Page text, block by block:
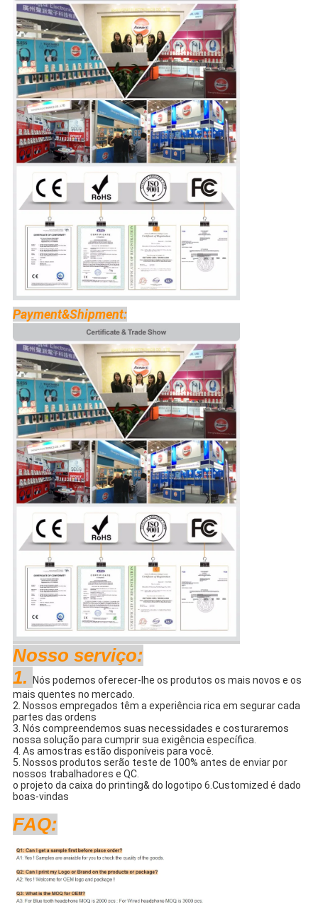
Payment&Shipment:
Nosso serviço:
1.
Nós podemos oferecer-lhe os produtos os mais novos e os
mais quentes no mercado.
2. Nossos empregados têm a experiência rica em segurar cada
partes das ordens
3. Nós compreendemos suas necessidades e costuraremos
nossa solução para cumprir sua exigência específica.
4. As amostras estão disponíveis para você.
5. Nossos produtos serão teste de 100% antes de enviar por
nossos trabalhadores e QC.
o projeto da caixa do printing& do logotipo 6.Customized é dado
boas-vindas
FAQ: